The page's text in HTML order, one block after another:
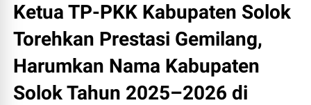
Ketua TP-PKK Kabupaten Solok
Torehkan Prestasi Gemilang,
Harumkan Nama Kabupaten
Solok Tahun 2025–2026 di